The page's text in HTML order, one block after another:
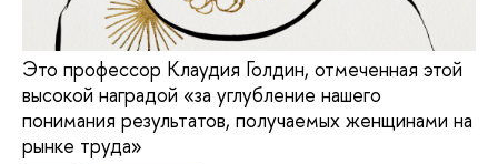
Это профессор Клаудия Голдин, отмеченная этой
высокой наградой «за углубление нашего
понимания результатов, получаемых женщинами на
рынке труда»